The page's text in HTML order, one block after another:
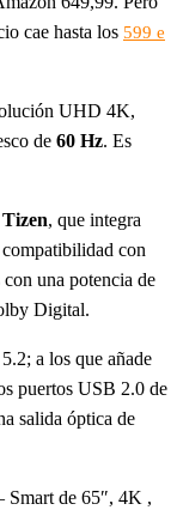
cae hasta los 599 e
UHD 4K,
de 60 Hz. Es
Tizen, que integra
con
una potencia de
Digital.
a los que añade
puertos USB 2.0 de
salida óptica de
de 65″, 4K ,